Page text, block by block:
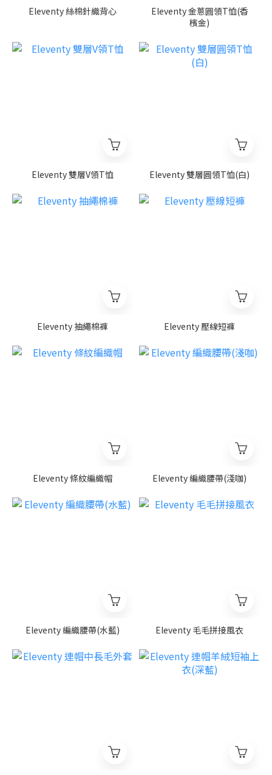
Eleventy 絲棉針織背心
Eleventy 金蔥圓領T恤(香
檳金)
Eleventy 雙層V領T恤 Eleventy 雙層圓領T恤(白)
Eleventy 抽繩棉褲 Eleventy 壓線短褲
Eleventy 條紋編織帽 Eleventy 編織腰帶(淺咖)
Eleventy 編織腰帶(水藍) Eleventy 毛毛拼接風衣